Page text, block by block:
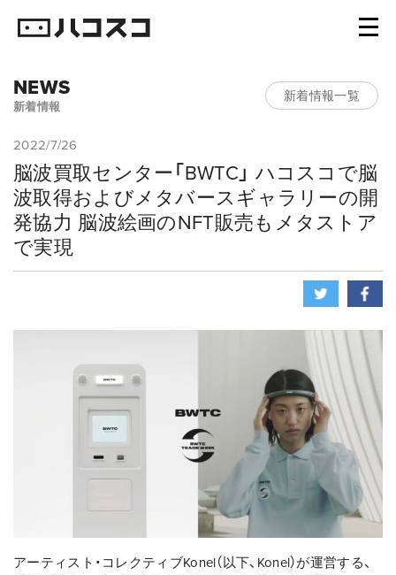
NEWS
新着情報
新着情報一覧
2022/7/26
脳波買取センター「BWTC」 ハコスコで脳
波取得およびメタバースギャラリーの開
発協力 脳波絵画のNFT販売もメタストア
で実現
アーティスト・コレクティブKonel（以下、Konel）が運営する、